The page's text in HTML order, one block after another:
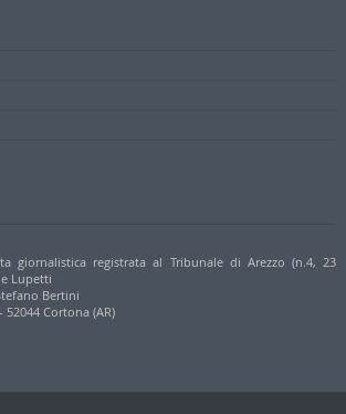
giornalistica registrata al Tribunale di Arezzo (n.4, 23
Lupetti
Bertini
52044 Cortona (AR)